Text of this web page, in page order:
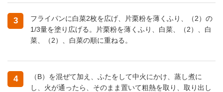
3
フライパンに白菜2枚を広げ、片栗粉を薄くふり、（2）の
1/3量を塗り広げる。片栗粉を薄くふり、白菜、（2）、白
菜、（2）、白菜の順に重ねる。
4
（B）を混ぜて加え、ふたをして中火にかけ、蒸し煮に
し、火が通ったら、そのまま置いて粗熱を取り、取り出し